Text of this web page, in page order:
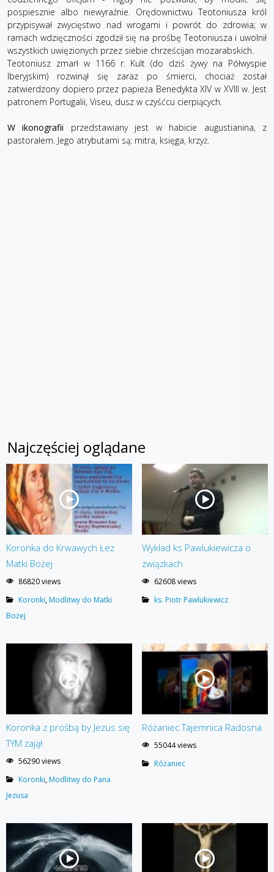
pospiesznie albo niewyraźnie. Orędownictwu Teotoniusza król
przypisywał zwycięstwo nad wrogami i powrót do zdrowia; w
ramach wdzięczności zgodził się na prośbę Teotoniusza i uwolnił
wszystkich uwięzionych przez siebie chrześcijan mozarabskich.
Teotoniusz zmarł w 1166 r. Kult (do dziś żywy na Półwyspie
Iberyjskim) rozwinął się zaraz po śmierci, chociaż został
zatwierdzony dopiero przez papieża Benedykta XIV w XVIII w. Jest
patronem Portugalii, Viseu, dusz w czyśćcu cierpiących.
W ikonografii przedstawiany jest w habicie augustianina, z
pastorałem. Jego atrybutami są: mitra, księga, krzyż.
Najczęściej oglądane
Koronka do Krwawych Łez
Matki Bożej
86820 views
Koronki,Modlitwy do Matki
Bożej
Wykład ks Pawlukiewicza o
związkach
62608 views
ks. Piotr Pawlukiewicz
Koronka z prośbą by Jezus się
TYM zajął
56290 views
Koronki,Modlitwy do Pana
Jezusa
Różaniec Tajemnica Radosna
55044 views
Różaniec